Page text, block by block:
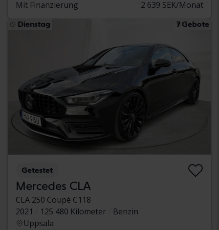
Mit Finanzierung 2 639 SEK/Monat
Dienstag 7 Gebote
Getestet
Mercedes CLA
CLA 250 Coupé C118
2021
125 480 Kilometer
Benzin
Uppsala